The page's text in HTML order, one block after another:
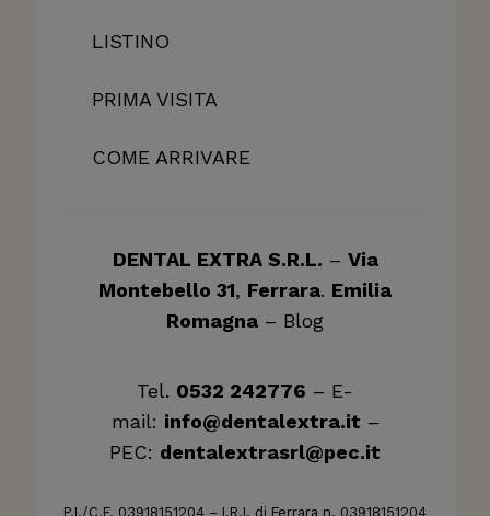
LISTINO
PRIMA VISITA
COME ARRIVARE
DENTAL EXTRA S.R.L. – Via
Montebello 31, Ferrara. Emilia
Romagna – Blog
Tel. 0532 242776 – E-
mail: info@dentalextra.it –
PEC: dentalextrasrl@pec.it
P.I./C.F. 03918151204 – I.R.I. di Ferrara n. 03918151204